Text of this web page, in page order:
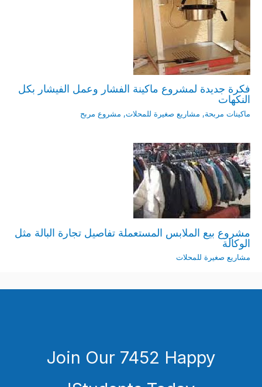
فكرة جديدة لمشروع ماكينة الفشار وعمل الفيشار بكل
النكهات
ماكينات مربحة, مشاريع صغيرة للمحلات, مشروع مربح
مشروع بيع الملابس المستعملة تفاصيل تجارة البالة مثل
الوكالة
مشاريع صغيرة للمحلات
Join Our 7452 Happy